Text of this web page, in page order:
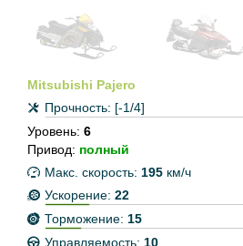
Mitsubishi Pajero
Прочность: [-1/4]
Уровень: 6
Привод: полный
Макс. скорость: 195 км/ч
Ускорение: 22
Торможение: 15
Управляемость: 10